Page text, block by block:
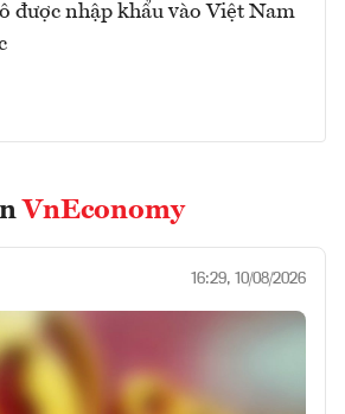
được nhập khẩu vào Việt Nam
VnEconomy
16:29, 10/08/2026